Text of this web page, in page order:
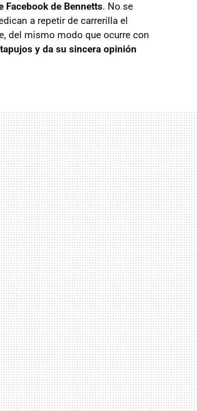
Facebook de Bennetts. No se
a repetir de carrerilla el
del mismo modo que ocurre con
y da su sincera opinión